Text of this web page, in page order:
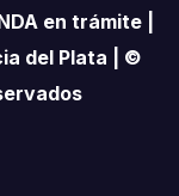
en trámite |
del Plata | ©